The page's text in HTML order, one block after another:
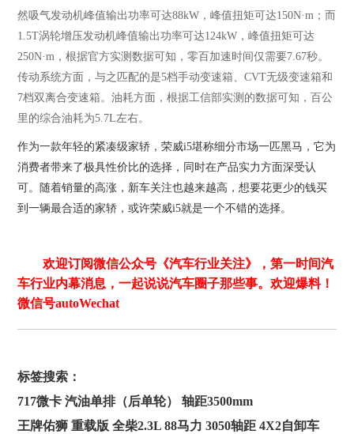
然吸气发动机峰值输出功率可达88kW，峰值扭矩可达150N·m；而
1.5T涡轮增压发动机峰值输出功率可达124kW，峰值扭矩可达
250N·m，根据官方实测数据可知，零百加速时间仅需要7.67秒。
传动系统方面，与之匹配的是5档手动变速箱、CVT无级变速箱和
7档双离合变速箱。油耗方面，根据工信部实测的数据可知，百公
里的综合油耗为5.7L左右。
作为一款年轻的紧凑级家轿，荣威i5堪称细分市场一匹黑马，它为
消费者带来了极具性价比的选择，同时在产品实力方面深受认
可。随着销量的高涨，新车关注也越来越高，想要花更少的钱买
到一辆最合适的家轿，或许荣威i5就是一个不错的选择。
欢迎订阅微信公众号《汽车行业关注》，第一时间汽
车行业内幕消息，一起说说汽车圈子那些事。欢迎爆料！
微信号autoWechat
标签搜索：
717微卡 汽油单排（后单轮） 轴距3500mm
王牌佑狮 重载版 全柴2.3L 88马力 3050轴距 4X2自卸车